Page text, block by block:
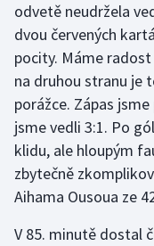
Short track
Sportovní střelba
Stolní tenis
Triatlon
Veslování
Vodní slalom
odvetě neudržela
dvou červených
pocity. Máme
na druhou stranu je
porážce. Zápas
jsme vedli 3:1. Po
klidu, ale hloupým
zbytečně
Aihama Ousoua ze
V 85. minutě dostal